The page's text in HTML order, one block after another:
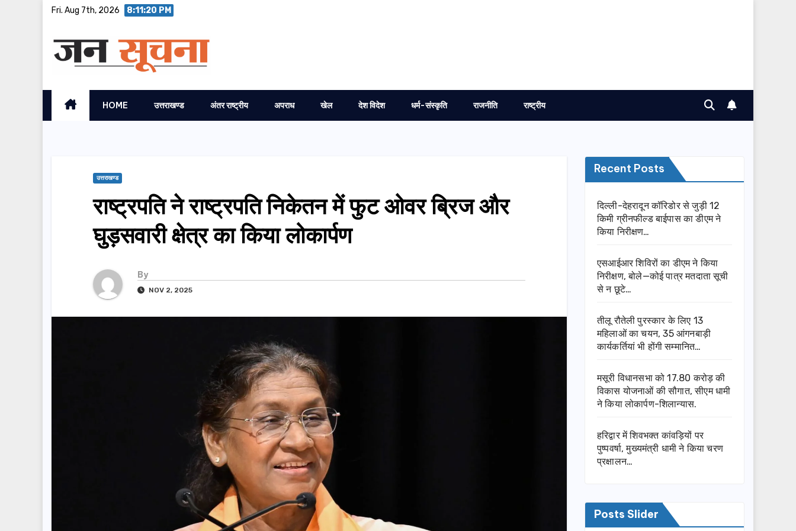
Fri. Aug 7th, 2026 8:11:21 PM
HOME उत्तराखण्ड अंतर राष्ट्रीय अपराध खेल देश विदेश धर्म-संस्कृति राजनीति राष्ट्रीय
उत्तराखण्ड
राष्ट्रपति ने राष्ट्रपति निकेतन में फुट ओवर ब्रिज और
घुड़सवारी क्षेत्र का किया लोकार्पण
By
NOV 2, 2025
Recent Posts
दिल्ली-देहरादून कॉरिडोर से जुड़ी 12
किमी ग्रीनफील्ड बाईपास का डीएम ने
किया निरीक्षण…
एसआईआर शिविरों का डीएम ने किया
निरीक्षण, बोले—कोई पात्र मतदाता सूची
से न छूटे…
तीलू रौतेली पुरस्कार के लिए 13
महिलाओं का चयन, 35 आंगनबाड़ी
कार्यकर्तियां भी होंगी सम्मानित…
मसूरी विधानसभा को 17.80 करोड़ की
विकास योजनाओं की सौगात, सीएम धामी
ने किया लोकार्पण-शिलान्यास.
हरिद्वार में शिवभक्त कांवड़ियों पर
पुष्पवर्षा, मुख्यमंत्री धामी ने किया चरण
प्रक्षालन…
Posts Slider